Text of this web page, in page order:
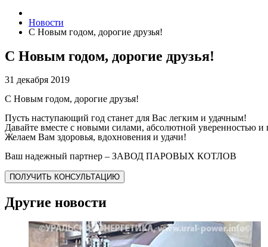
Новости
С Новым годом, дорогие друзья!
С Новым годом, дорогие друзья!
31 декабря 2019
С Новым годом, дорогие друзья!
Пусть наступающий год станет для Вас легким и удачным!
Давайте вместе с новыми силами, абсолютной уверенностью
Желаем Вам здоровья, вдохновения и удачи!
Ваш надежный партнер – ЗАВОД ПАРОВЫХ КОТЛОВ
ПОЛУЧИТЬ КОНСУЛЬТАЦИЮ
Другие новости